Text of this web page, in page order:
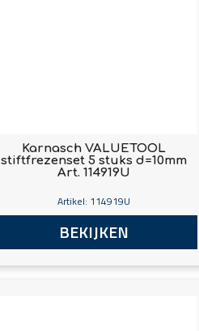
Karnasch VALUETOOL
stiftfrezenset 5 stuks d=10mm
Art. 114919U
Artikel: 114919U
BEKIJKEN